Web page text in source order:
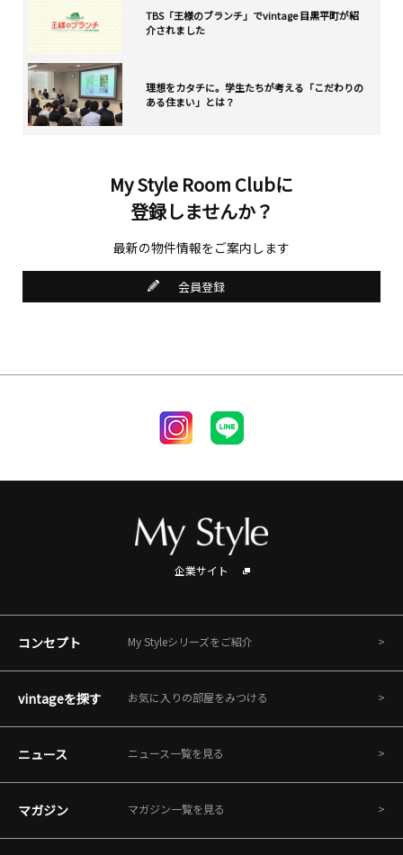
TBS「王様のブランチ」でvintage 目黒平町が紹
介されました
理想をカタチに。学生たちが考える「こだわりの
ある住まい」とは？
My Style Room Clubに
登録しませんか？
最新の物件情報をご案内します
会員登録
企業サイト
コンセプト My Styleシリーズをご紹介
vintageを探す お気に入りの部屋をみつける
ニュース ニュース一覧を見る
マガジン マガジン一覧を見る